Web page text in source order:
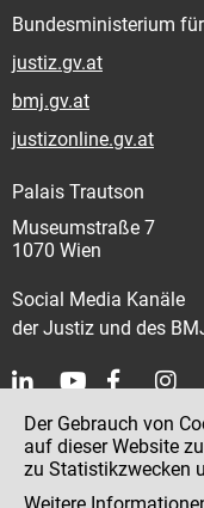
Bundesministerium
justiz.gv.at
bmj.gv.at
justizonline.gv.at
Palais Trautson
Museumstraße 7
1070 Wien
Social Media Kanäle
der Justiz und des
Kontakt
Impressum
Der Gebrauch von
auf dieser Website
zu Statistikzwecken